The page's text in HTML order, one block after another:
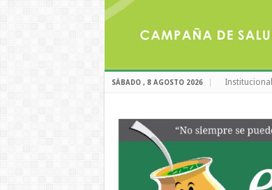
SÁBADO , 8 AGOSTO 2026 Institucional